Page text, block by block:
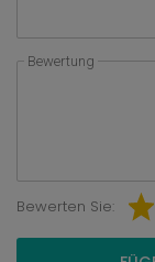
Bewertung
Bewerten Sie: